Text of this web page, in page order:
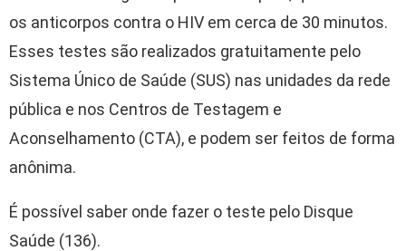
os anticorpos contra o HIV em cerca de 30 minutos.
Esses testes são realizados gratuitamente pelo
Sistema Único de Saúde (SUS) nas unidades da rede
pública e nos Centros de Testagem e
Aconselhamento (CTA), e podem ser feitos de forma
anônima.
É possível saber onde fazer o teste pelo Disque
Saúde (136).